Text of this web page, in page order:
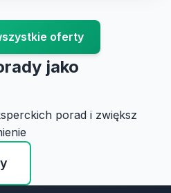
oferty
jako
porad i zwiększ